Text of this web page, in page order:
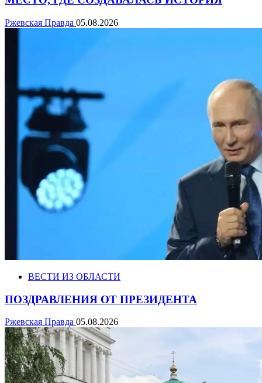
Ржевская Правда 05.08.2026
ВЕСТИ ИЗ ОБЛАСТИ
ПОЗДРАВЛЕНИЯ ОТ ПРЕЗИДЕНТА
Ржевская Правда 05.08.2026